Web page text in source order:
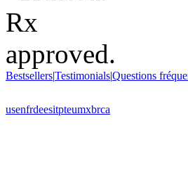
Bestsellers|Testimonials|Questions
usenfrdeesitpteumxbrca